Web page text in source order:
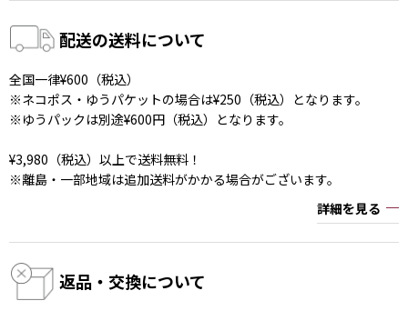
配送の送料について
全国一律¥600（税込）
※ネコポス・ゆうパケットの場合は¥250（税込）となります。
※ゆうパックは別途¥600円（税込）となります。
¥3,980（税込）以上で送料無料！
※離島・一部地域は追加送料がかかる場合がございます。
詳細を見る
返品・交換について